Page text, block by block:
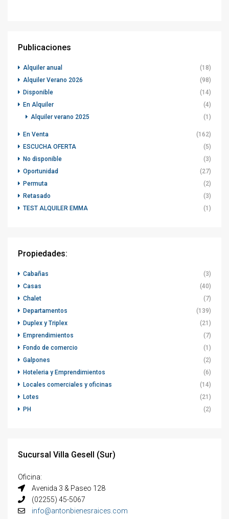
Publicaciones
Alquiler anual
(18)
Alquiler Verano 2026
(98)
Disponible
(14)
En Alquiler
Alquiler verano 2025
(1)
(4)
En Venta
(162)
ESCUCHA OFERTA
(5)
No disponible
(3)
Oportunidad
(27)
Permuta
(2)
Retasado
(3)
TEST ALQUILER EMMA
(1)
Propiedades:
Cabañas
(3)
Casas
(40)
Chalet
(7)
Departamentos
(139)
Duplex y Triplex
(21)
Emprendimientos
(7)
Fondo de comercio
(1)
Galpones
(2)
Hoteleria y Emprendimientos
(6)
Locales comerciales y oficinas
(14)
Lotes
(21)
PH
(2)
Sucursal Villa Gesell (Sur)
Oficina:
Avenida 3 & Paseo 128
(02255) 45-5067
info@antonbienesraices.com